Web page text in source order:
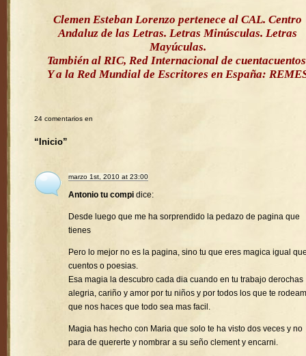
Clemen Esteban Lorenzo pertenece al CAL. Centro
Andaluz de las Letras. Letras Minúsculas. Letras
Mayúculas.
También al RIC, Red Internacional de
Y a la Red Mundial de Escritores en España:
24 comentarios en
“Inicio”
marzo 1st, 2010 at 23:00
Antonio tu compi dice:
Desde luego que me ha sorprendido la pedazo de pagina que
tienes
Pero lo mejor no es la pagina, sino tu que eres magica igual
cuentos o poesias.
Esa magia la descubro cada dia cuando en tu trabajo derochas
alegria, cariño y amor por tu niños y por todos los que te
que nos haces que todo sea mas facil.
Magia has hecho con Maria que solo te ha visto dos veces y no
para de quererte y nombrar a su seño clement y encarni.